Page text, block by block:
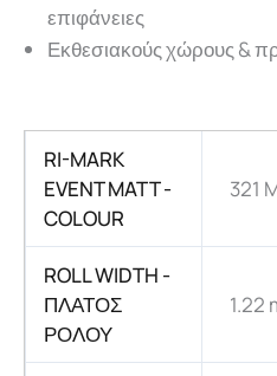
επιφάνειες
Εκθεσιακούς χώρους &
RI-MARK
EVENT MATT -
COLOUR
321
ROLL WIDTH -
ΠΛΑΤΟΣ
ΡΟΛΟΥ
1.22